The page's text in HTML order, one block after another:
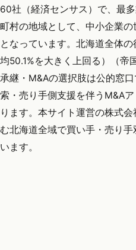
60社（経済センサス）で、最
町村の地域として、中小企業
となっています。北海道全体
均50.1%を大きく上回る）（帝
承継・M&Aの選択肢は公的窓
索・売り手側支援を伴うM&A
ります。本サイト運営の株式
む北海道全域で買い手・売り
います。